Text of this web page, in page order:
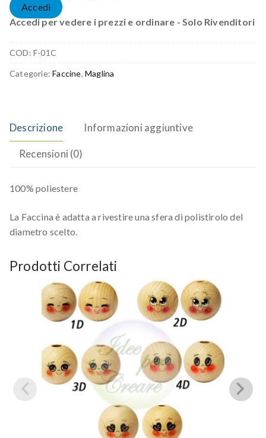
Accedi
Accedi per vedere i prezzi e ordinare - Solo Rivenditori
COD: F-01C
Categorie:Faccine,Maglina
Descrizione Informazioni aggiuntive
Recensioni (0)
100% poliestere
La Faccina è adatta a rivestire una sfera di polistirolo del
diametro scelto.
Prodotti Correlati